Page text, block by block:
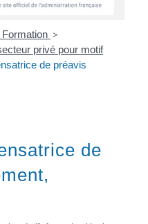
>
privé pour motif
de préavis
de